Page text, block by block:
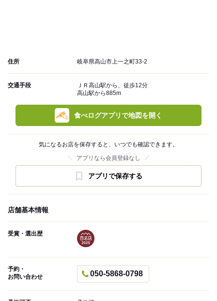
住所 岐阜県高山市上一之町33-2
交通手段
ＪＲ高山駅から、徒歩12分
高山駅から885m
食べログアプリで地図を開く
気になるお店を保存すると、いつでも確認できます。
アプリなら会員登録なし
アプリで保存する
店舗基本情報
受賞・選出歴
予約・
お問い合わせ
050-5868-0798